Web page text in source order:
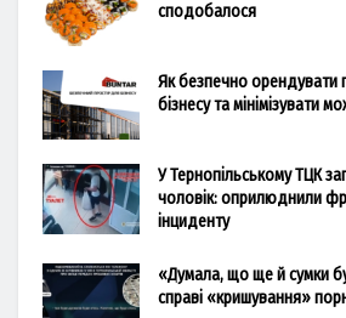
сподобалося
Як безпечно орендувати
бізнесу та мінімізувати
У Тернопільському ТЦК
чоловік: оприлюднили
інциденту
«Думала, що ще й сумки
справі «кришування»